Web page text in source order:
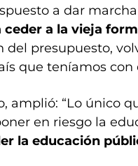
a dar marcha
ceder a la vieja
del presupuesto,
que teníamos con
amplió: “Lo único
en riesgo la
la educación